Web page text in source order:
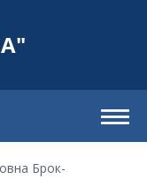
Брок-